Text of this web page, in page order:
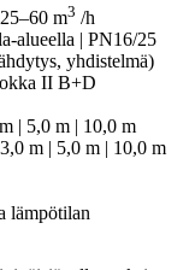
m3 /h
alueella | PN16/25
yhdistelmä)
II B+D
| 5,0 m | 10,0 m
3,0 m | 5,0 m | 10,0 m
lämpötilan